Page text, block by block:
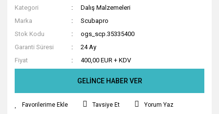
Kategori
Dalış Malzemeleri
Marka
Scubapro
Stok Kodu
ogs_scp.35335400
Garanti Süresi
24 Ay
Fiyat
400,00 EUR + KDV
GELİNCE HABER VER
Tavsiye Et Yorum Yaz